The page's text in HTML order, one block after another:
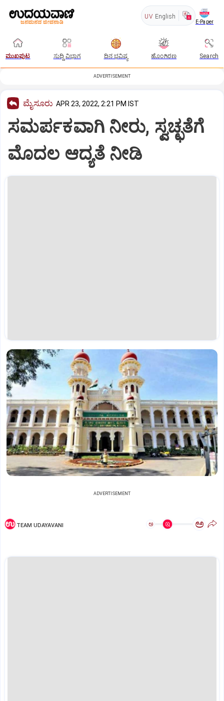
UV English
E-Paper
ಮುಖಪುಟ ಸುದ್ದಿ ವಿಭಾಗ ದಿನ ಭವಿಷ್ಯ ಹೊಂಗಿರಣ Search
ADVERTISEMENT
ಮೈಸೂರು APR 23, 2022, 2:21 PM IST
ಸಮರ್ಪಕವಾಗಿ ನೀರು, ಸ್ವಚ್ಛತೆಗೆ
ಮೊದಲ ಆದ್ಯತೆ ನೀಡಿ
ADVERTISEMENT
TEAM UDAYAVANI ಅ ಅ